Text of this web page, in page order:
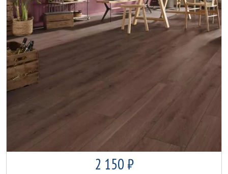
2 150 ₽